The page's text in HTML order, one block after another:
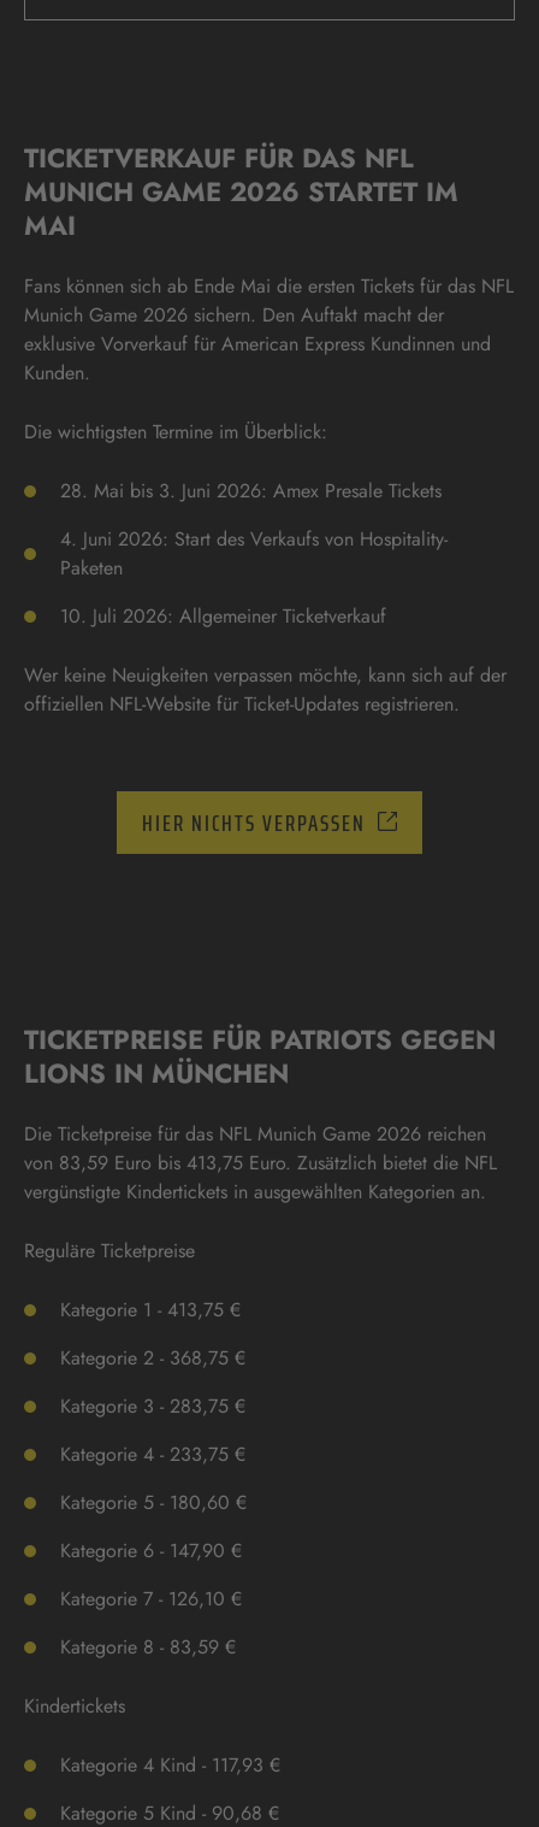
TICKETVERKAUF FÜR DAS NFL
MUNICH GAME 2026 STARTET IM
MAI
Fans können sich ab Ende Mai die ersten Tickets für das NFL
Munich Game 2026 sichern. Den Auftakt macht der
exklusive Vorverkauf für American Express Kundinnen und
Kunden.
Die wichtigsten Termine im Überblick:
28. Mai bis 3. Juni 2026: Amex Presale Tickets
4. Juni 2026: Start des Verkaufs von Hospitality-
Paketen
10. Juli 2026: Allgemeiner Ticketverkauf
Wer keine Neuigkeiten verpassen möchte, kann sich auf der
offiziellen NFL-Website für Ticket-Updates registrieren.
HIER NICHTS VERPASSEN
TICKETPREISE FÜR PATRIOTS GEGEN
LIONS IN MÜNCHEN
Die Ticketpreise für das NFL Munich Game 2026 reichen
von 83,59 Euro bis 413,75 Euro. Zusätzlich bietet die NFL
vergünstigte Kindertickets in ausgewählten Kategorien an.
Reguläre Ticketpreise
Kategorie 1 - 413,75 €
Kategorie 2 - 368,75 €
Kategorie 3 - 283,75 €
Kategorie 4 - 233,75 €
Kategorie 5 - 180,60 €
Kategorie 6 - 147,90 €
Kategorie 7 - 126,10 €
Kategorie 8 - 83,59 €
Kindertickets
Kategorie 4 Kind - 117,93 €
Kategorie 5 Kind - 90,68 €